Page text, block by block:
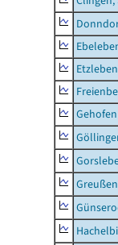
Etzleben
Gehofen